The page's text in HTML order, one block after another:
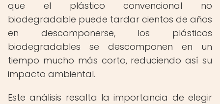
que el plástico convencional no
biodegradable puede tardar cientos de años
en descomponerse, los plásticos
biodegradables se descomponen en un
tiempo mucho más corto, reduciendo así su
impacto ambiental.
Este análisis resalta la importancia de elegir